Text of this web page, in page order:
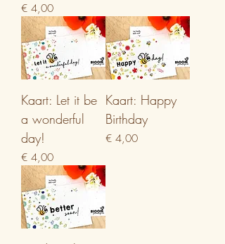
Prijs
€ 4,00
Kaart: Let it be
a wonderful
day!
Prijs
€ 4,00
Kaart: Happy
Birthday
Prijs
€ 4,00